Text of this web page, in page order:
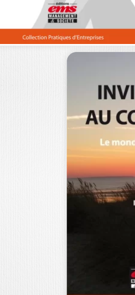
MANAGING
CAREERS AT
€